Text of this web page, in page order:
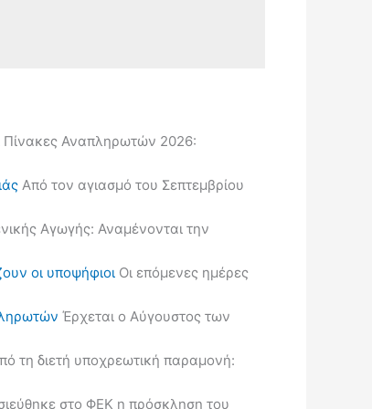
Πίνακες Αναπληρωτών 2026:
Από τον αγιασμό του Σεπτεμβρίου
Αγωγής: Αναμένονται την
οι υποψήφιοι Οι επόμενες ημέρες
Έρχεται ο Αύγουστος των
τη διετή υποχρεωτική παραμονή:
στο ΦΕΚ η πρόσκληση του